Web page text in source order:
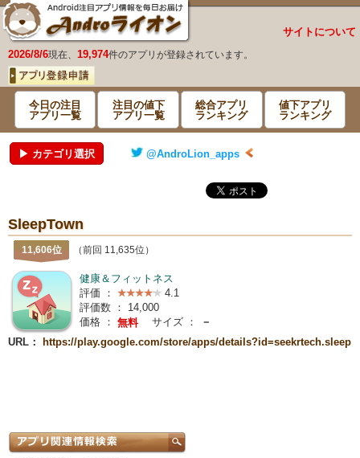
サイトについて
2026/8/6現在、 19,974件のアプリが登録されています。
今日の注目
アプリ一覧
注目の値下
アプリ一覧
総合アプリ
ランキング
値下アプリ
ランキング
▶ カテゴリ選択 @AndroLion_apps
SleepTown
11,606位 （前回 11,635位）
健康＆フィットネス
評価 ：
4.1
評価数 ： 14,000
価格 ： 無料 サイズ ：
－
URL：
https://play.google.com/store/apps/details?id=seekrtech.sleep